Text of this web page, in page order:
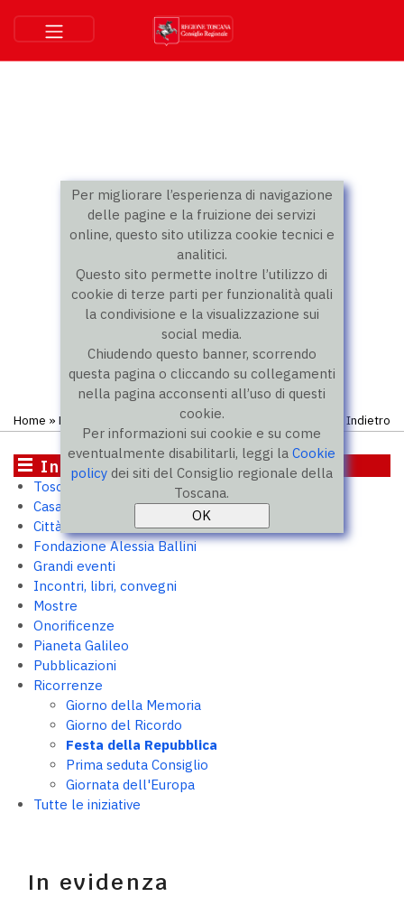
Per migliorare l’esperienza di navigazione
delle pagine e la fruizione dei servizi
online, questo sito utilizza cookie tecnici e
analitici.
Questo sito permette inoltre l’utilizzo di
cookie di terze parti per funzionalità quali
la condivisione e la visualizzazione sui
social media.
Chiudendo questo banner, scorrendo
questa pagina o cliccando su collegamenti
nella pagina acconsenti all’uso di questi
cookie.
Per informazioni sui cookie e su come
eventualmente disabilitarli, leggi laCookie
policy dei siti del Consiglio regionale della
Toscana.
Home » Ricorrenze » Festa della Repubblica Indietro
Iniziative
Toscana 2050
Casa Toscana. Outpost per PMI
Città murate
Fondazione Alessia Ballini
Grandi eventi
Incontri, libri, convegni
Mostre
Onorificenze
Pianeta Galileo
Pubblicazioni
Ricorrenze
Giorno della Memoria
Giorno del Ricordo
Festa della Repubblica
Prima seduta Consiglio
Giornata dell'Europa
Tutte le iniziative
In evidenza